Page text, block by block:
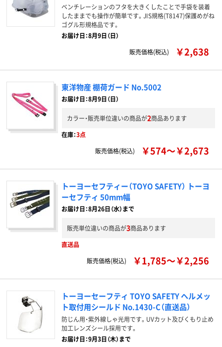
ベンチレーションのフタを大きくしたことで手袋を装着
したままでも操作が簡単です。JIS規格(T8147)保護めがね
ゴグル形規格品です。
お届け日：8月9日（日）
販売価格(税込)
￥2,638
東洋物産 棚荷ガード No.5002
お届け日：8月9日（日）
カラー・販売単位違いの商品が2商品あります
在庫：3点
販売価格(税込)
￥574～￥2,673
トーヨーセフティー（TOYO SAFETY） トーヨ
ーセフティ 50mm幅
お届け日：8月26日（水）まで
販売単位違いの商品が3商品あります
直送品
販売価格(税込)
￥1,785～￥2,256
トーヨーセーフティ TOYO SAFETY ヘルメッ
ト取付用シールド No.1430-C（直送品）
防じん用・紫外線しゃ光用です。UVカット及びくもり止め
加工レンズシール採用です。
お届け日：9月3日（木）まで